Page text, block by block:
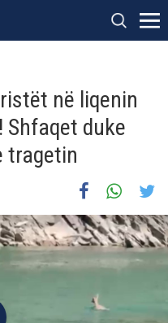
në liqenin
duke
tragetin